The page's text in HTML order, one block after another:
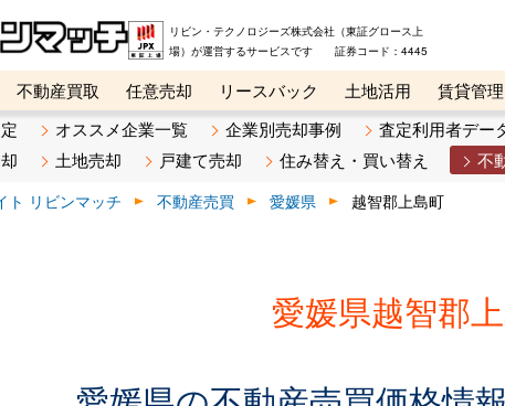
リビン・テクノロジーズ株式会社（東証グロース上
場）が運営するサービスです 証券コード：4445
不動産買取 任意売却 リースバック 土地活用 賃貸管理
ベスト不動産カンパニー オンライン講座 リビンマガジン
オススメ企業一覧 企業別売却事例 査定利用者デー
土地売却 戸建て売却 住み替え・買い替え 不
ト リビンマッチ 不動産売買 愛媛県 越智郡上島町
愛媛県越智郡